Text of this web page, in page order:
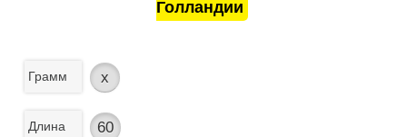
Голландии
Грамм x
Длина 60